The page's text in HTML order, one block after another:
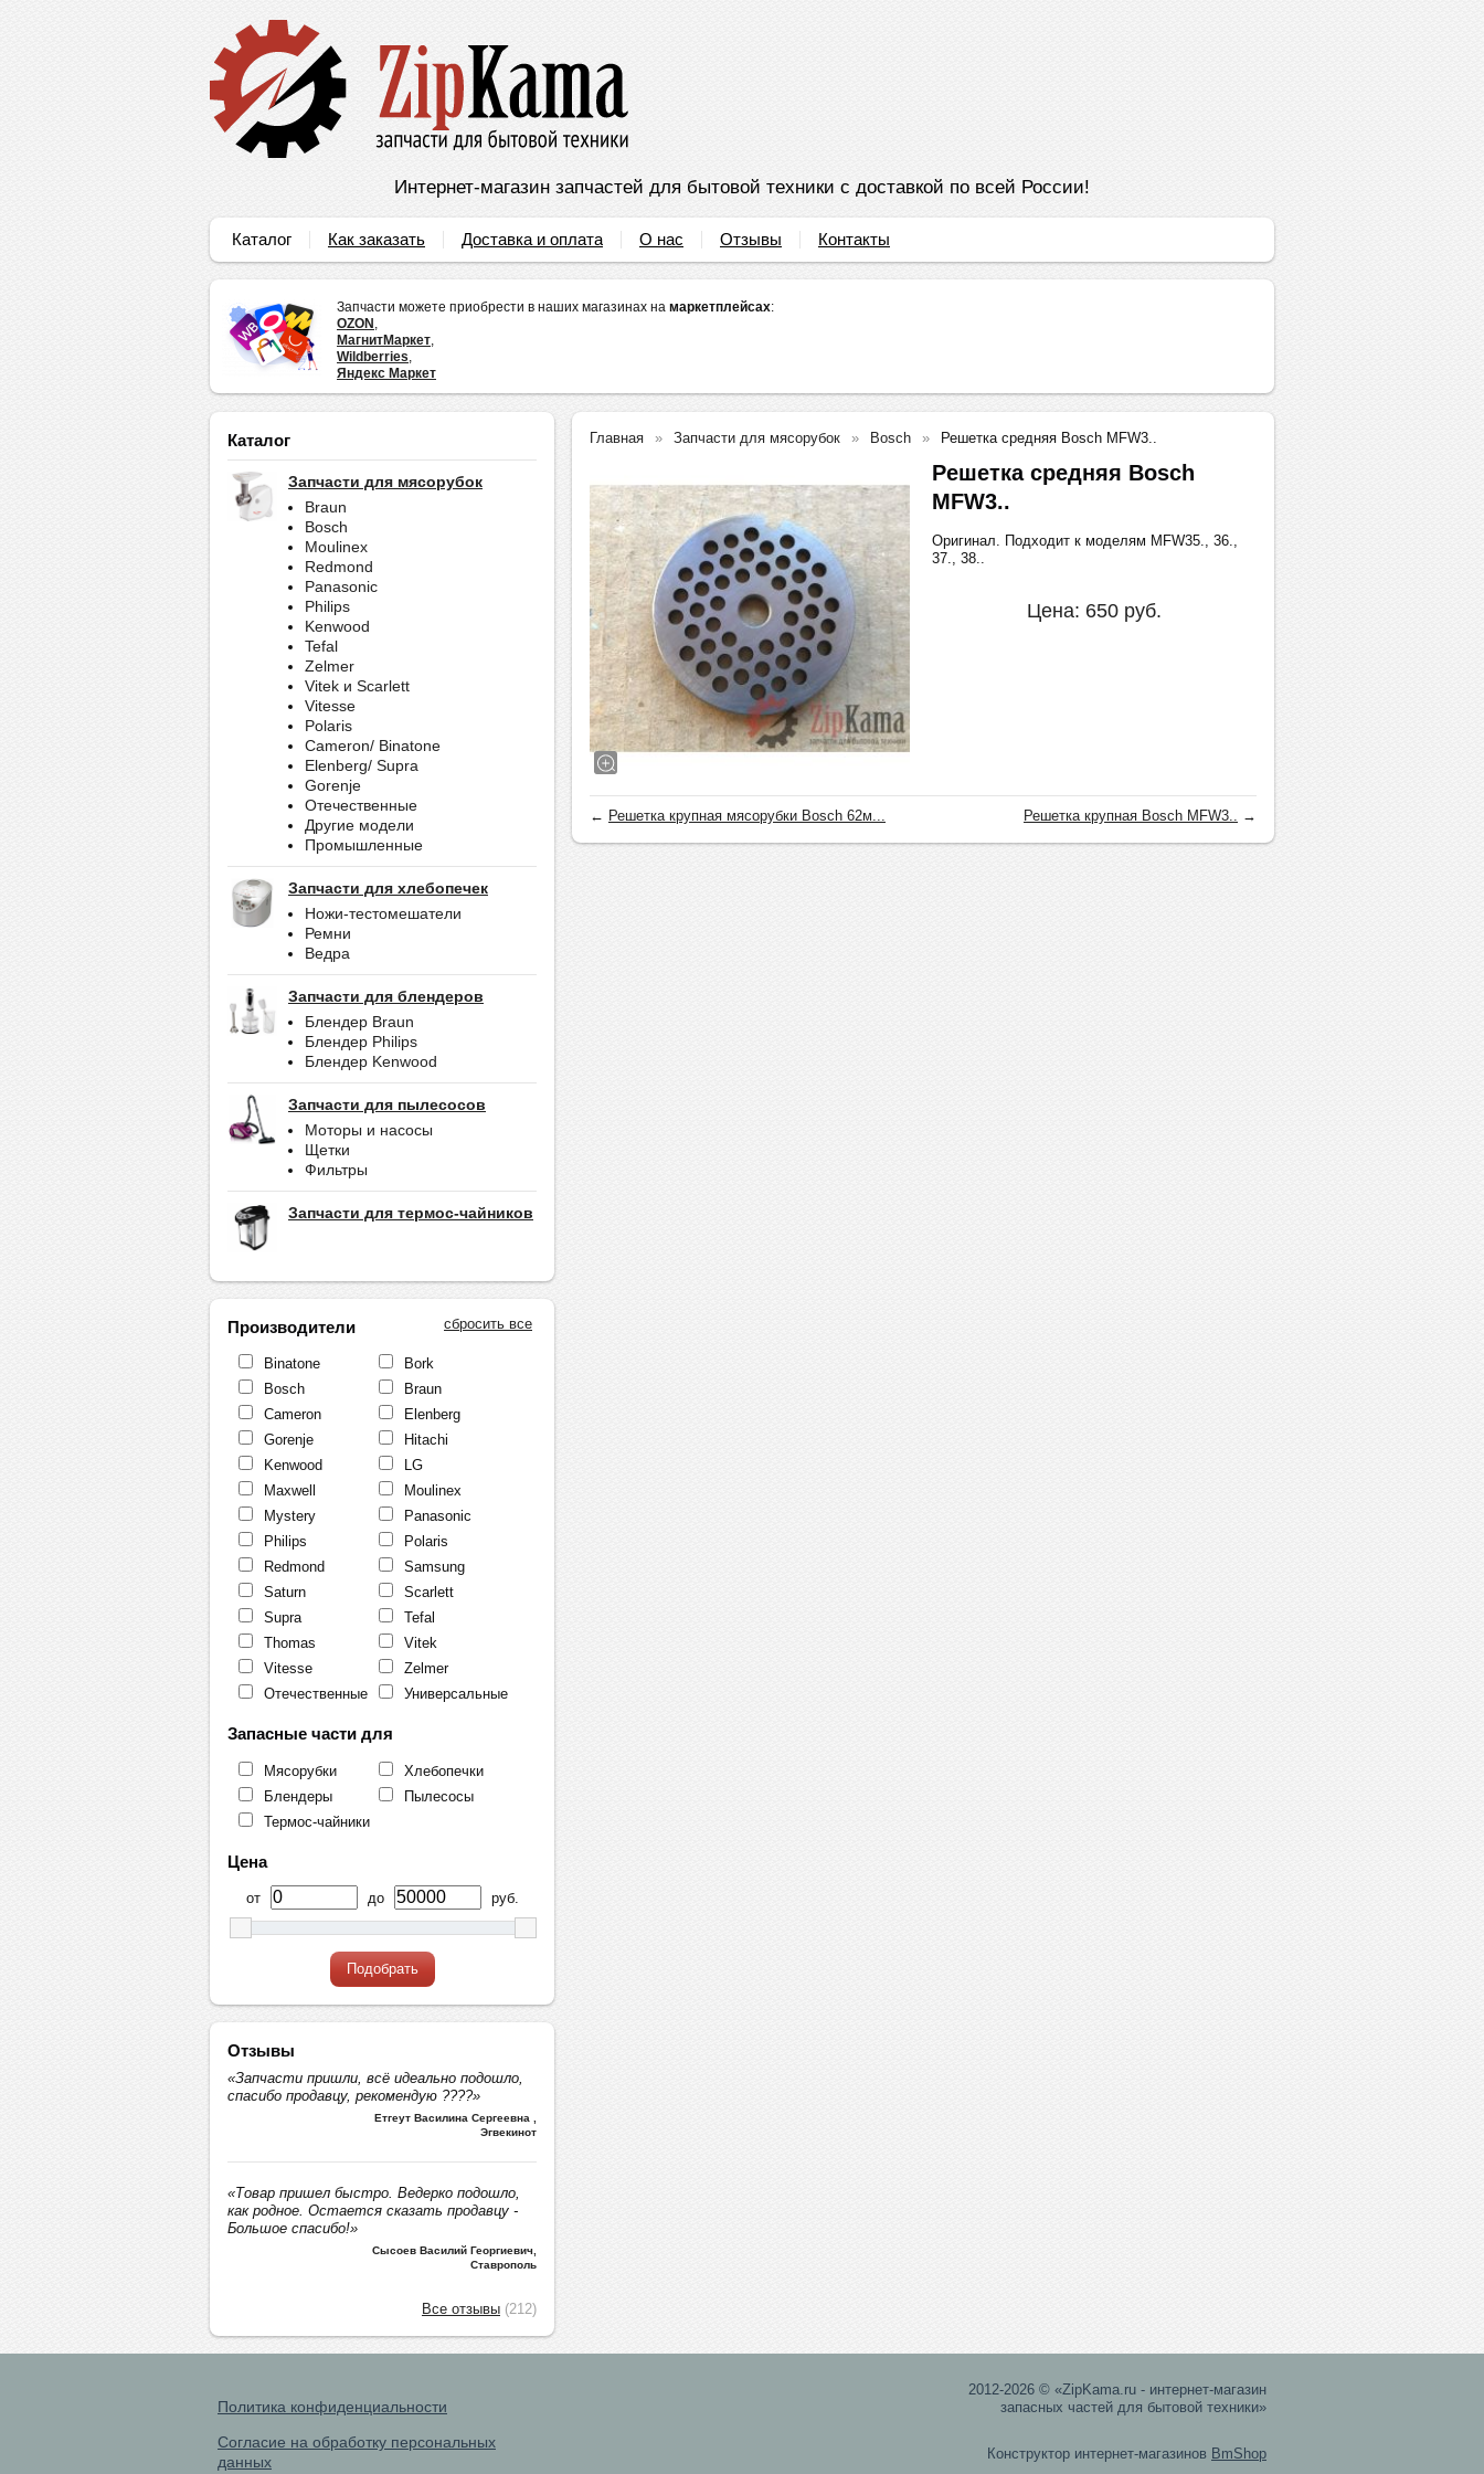
Интернет-магазин запчастей для бытовой техники с доставкой по всей России!
Каталог Как заказать Доставка и оплата О нас Отзывы Контакты
Запчасти можете приобрести в наших магазинах на маркетплейсах:
OZON
МагнитМаркет
Wildberries
Яндекс Маркет
Каталог
Запчасти для мясорубок
Braun
Bosch
Moulinex
Redmond
Panasonic
Philips
Kenwood
Tefal
Zelmer
Vitek и Scarlett
Vitesse
Polaris
Cameron/ Binatone
Elenberg/ Supra
Gorenje
Отечественные
Другие модели
Промышленные
Запчасти для хлебопечек
Ножи-тестомешатели
Ремни
Ведра
Запчасти для блендеров
Блендер Braun
Блендер Philips
Блендер Kenwood
Запчасти для пылесосов
Моторы и насосы
Щетки
Фильтры
Запчасти для термос-чайников
сбросить все
Производители
Binatone
Bork
Bosch
Braun
Cameron
Elenberg
Gorenje
Hitachi
Kenwood
LG
Maxwell
Moulinex
Mystery
Panasonic
Philips
Polaris
Redmond
Samsung
Saturn
Scarlett
Supra
Tefal
Thomas
Vitek
Vitesse
Zelmer
Отечественные
Универсальные
Запасные части для
Мясорубки
Хлебопечки
Блендеры
Пылесосы
Термос-чайники
Цена
от до руб.
Подобрать
Отзывы
«Запчасти пришли, всё идеально подошло,
спасибо продавцу, рекомендую ????»
Етгеут Василина Сергеевна
Эгвекинот
«Товар пришел быстро. Ведерко подошло,
как родное. Остается сказать продавцу -
Большое спасибо!»
Сысоев Василий Георгиевич
Ставрополь
Все отзывы (212)
Главная Запчасти для мясорубок Bosch Решетка средняя Bosch MFW3..
Решетка средняя Bosch
MFW3..
Оригинал. Подходит к моделям MFW35., 36.,
37., 38..
Цена: 650 руб.
← Решетка крупная мясорубки Bosch 62м... Решетка крупная Bosch MFW3.. →
Политика конфиденциальности
Согласие на обработку персональных
данных
2012-2026 © «ZipKama.ru - интернет-магазин
запасных частей для бытовой техники»
Конструктор интернет-магазинов BmShop